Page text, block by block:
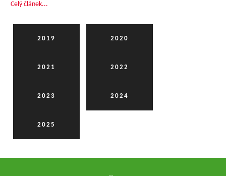
Celý článek...
2019 2020
2021 2022
2023 2024
2025